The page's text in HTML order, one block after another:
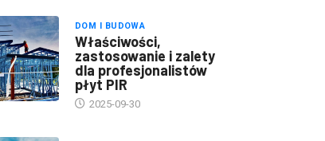
DOM I BUDOWA
Właściwości,
zastosowanie i zalety
dla profesjonalistów
płyt PIR
2025-09-30